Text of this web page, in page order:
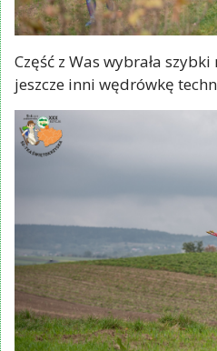
Część z Was wybrała
jeszcze inni wędrówkę